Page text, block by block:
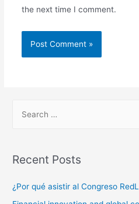
the next time I comment.
Recent Posts
¿Por qué asistir al Congreso